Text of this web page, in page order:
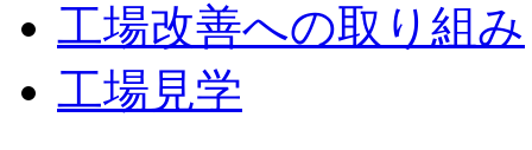
工場改善への取り組み
工場見学